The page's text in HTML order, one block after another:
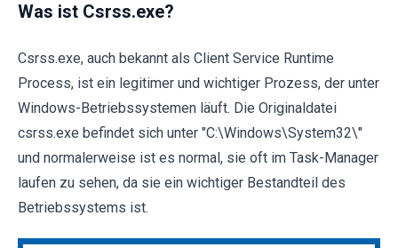
Was ist Csrss.exe?
Csrss.exe, auch bekannt als Client Service Runtime
Process, ist ein legitimer und wichtiger Prozess, der unter
Windows-Betriebssystemen läuft. Die Originaldatei
csrss.exe befindet sich unter "C:\Windows\System32\"
und normalerweise ist es normal, sie oft im Task-Manager
laufen zu sehen, da sie ein wichtiger Bestandteil des
Betriebssystems ist.